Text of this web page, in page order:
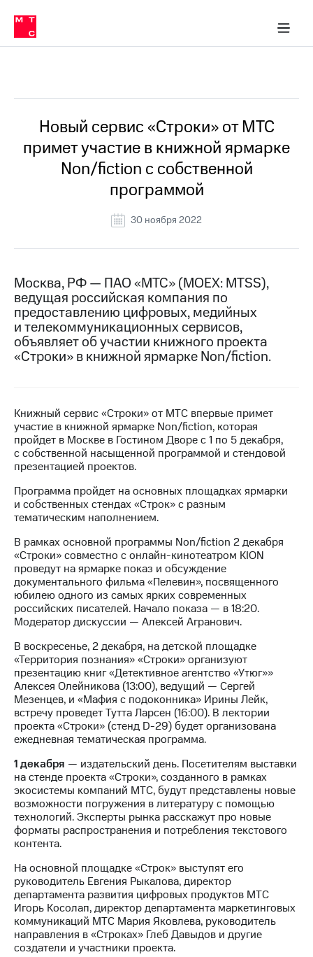
Медиа-центр
и акционерам
Устойчивое развитие
Комплаенс и деловая этика
компании
Карьера
История
компании
Руководство
информация
Медиа-центр
Пресс-
релизы
МТС
о технологиях
Финансовая
отчетность
Контакты
Новости
в
регионе
и акционерам
Корпоративное
управление
Корпоративный
секретарь
Раскрытие
информации
Информация
акционерам
Документы
ПАО
"МТС"
Собрания
акционеров
кабинет
акционера
Акционерный
капитал
Контроль
и
аудит
акций
Описание
Программа
приобретения
Порядок
выкупа
в МТС
Пресс-
релизы
МТС
о технологиях
Новый сервис «Строки» от МТС
примет участие в книжной ярмарке
Non/fiction с собственной
программой
30 ноября 2022
Москва, РФ — ПАО «МТС» (MOEX: MTSS),
ведущая российская компания по
предоставлению цифровых, медийных
и телекоммуникационных сервисов,
объявляет об участии книжного проекта
«Строки» в книжной ярмарке Non/fiction.
Книжный сервис «Строки» от МТС впервые примет
участие в книжной ярмарке Non/fiction, которая
пройдет в Москве в Гостином Дворе с 1 по 5 декабря,
с собственной насыщенной программой и стендовой
презентацией проектов.
Программа пройдет на основных площадках ярмарки
и собственных стендах «Строк» с разным
тематическим наполнением.
В рамках основной программы Non/fiction 2 декабря
«Строки» совместно с онлайн-кинотеатром KION
проведут на ярмарке показ и обсуждение
документального фильма «Пелевин», посвященного
юбилею одного из самых ярких современных
российских писателей. Начало показа — в 18:20.
Модератор дискуссии — Алексей Агранович.
В воскресенье, 2 декабря, на детской площадке
«Территория познания» «Строки» организуют
презентацию книг «Детективное агентство «Утюг»»
Алексея Олейникова (13:00), ведущий — Сергей
Мезенцев, и «Мафия с подоконника» Ирины Лейк,
встречу проведет Тутта Ларсен (16:00). В лектории
проекта «Строки» (стенд D-29) будет организована
ежедневная тематическая программа.
1 декабря — издательский день. Посетителям выставки
на стенде проекта «Строки», созданного в рамках
экосистемы компаний МТС, будут представлены новые
возможности погружения в литературу с помощью
технологий. Эксперты рынка расскажут про новые
форматы распространения и потребления текстового
контента.
На основной площадке «Строк» выступят его
руководитель Евгения Рыкалова, директор
департамента развития цифровых продуктов МТС
Игорь Косолап, директор департамента маркетинговых
коммуникаций МТС Мария Яковлева, руководитель
направления в «Строках» Глеб Давыдов и другие
создатели и участники проекта.